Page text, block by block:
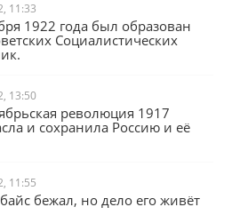
11:33
1922 года был образован
Социалистических
13:50
революция 1917
и сохранила Россию и её
11:55
бежал, но дело его живёт